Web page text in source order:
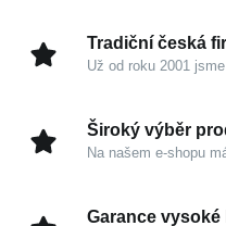
zkrátka nikdy nevychází
Žluté zlato 585/1000:
Tradiční česká
Už od roku 2001
Široký výběr
Na našem e-shopu
Garance vysoké